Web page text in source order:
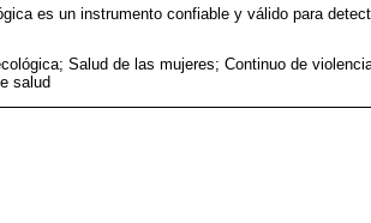
es un instrumento confiable y válido para
Salud de las mujeres; Continuo de
salud